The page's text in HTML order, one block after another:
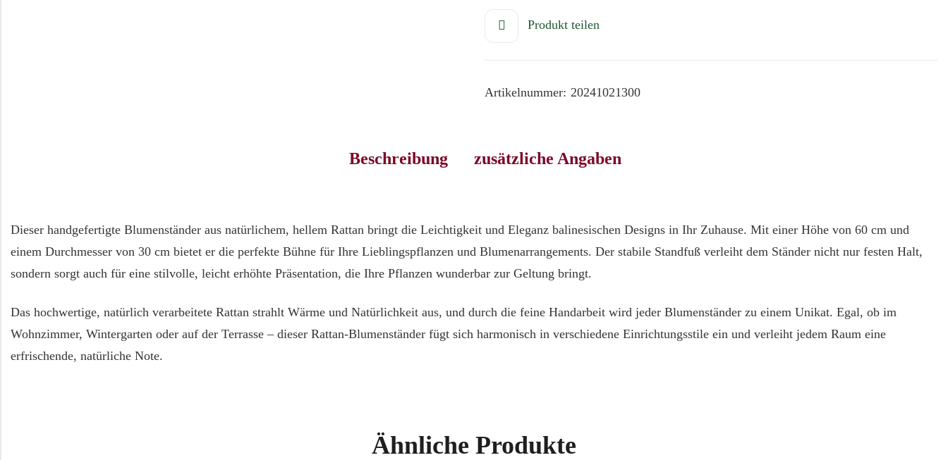
Produkt teilen
Artikelnummer: 20241021300
Beschreibung zusätzliche Angaben
Dieser handgefertigte Blumenständer aus natürlichem, hellem Rattan bringt die Leichtigkeit und Eleganz balinesischen Designs in Ihr Zuhause. Mit einer Höhe von 60 cm und
einem Durchmesser von 30 cm bietet er die perfekte Bühne für Ihre Lieblingspflanzen und Blumenarrangements. Der stabile Standfuß verleiht dem Ständer nicht nur festen Halt,
sondern sorgt auch für eine stilvolle, leicht erhöhte Präsentation, die Ihre Pflanzen wunderbar zur Geltung bringt.
Das hochwertige, natürlich verarbeitete Rattan strahlt Wärme und Natürlichkeit aus, und durch die feine Handarbeit wird jeder Blumenständer zu einem Unikat. Egal, ob im
Wohnzimmer, Wintergarten oder auf der Terrasse – dieser Rattan-Blumenständer fügt sich harmonisch in verschiedene Einrichtungsstile ein und verleiht jedem Raum eine
erfrischende, natürliche Note.
Ähnliche Produkte